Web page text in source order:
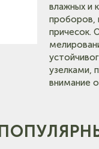
влажных и
проборов,
причесок.
узелками,
внимание